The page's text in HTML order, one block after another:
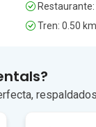
Tren: 0.50 km